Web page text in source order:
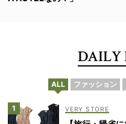
DAILY
ALL ファッション
VERY STORE